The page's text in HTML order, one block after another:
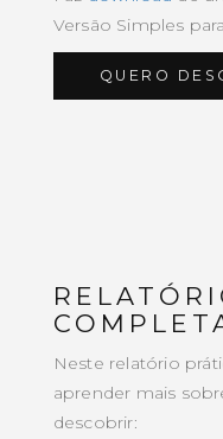
Versão Simples
QUERO
Neste relatório
aprender mais
descobrir: